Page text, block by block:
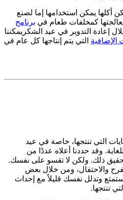
أكلها يمكن استخدامها إما لصنع
كمخلفات طعام في برنامج
إعادة التدوير في عيد الشكر يمكننا
التي يتم إنتاجها كل عام في
التي تنتجها، خاصة في عيد
وقد حددنا أعلاه عددًا من
ذلك. ولكن لا تقسو على نفسك.
والاحتفال، ومن خلال بعض
وتدلل نفسك قليلاً مع إحداث
تنتجها.